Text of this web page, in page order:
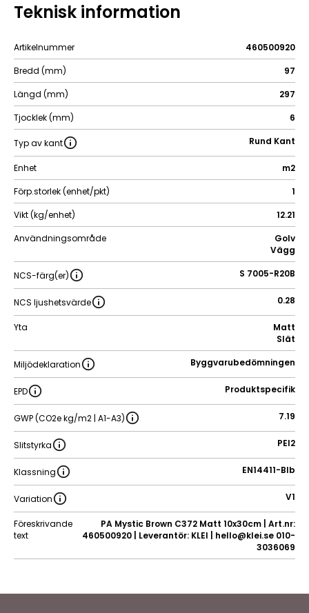
Teknisk information
Artikelnummer
460500920
Bredd (mm)
97
Längd (mm)
297
Tjocklek (mm)
6
Typ av kant Rund Kant
Enhet
m2
Förp.storlek (enhet/pkt)
1
Vikt (kg/enhet)
12.21
Användningsområde
Golv
Vägg
NCS-färg(er) S 7005-R20B
NCS ljushetsvärde 0.28
Yta
Matt
Slät
Miljödeklaration Byggvarubedömningen
EPD Produktspecifik
GWP (CO2e kg/m2 | A1-A3) 7.19
Slitstyrka PEI2
Klassning EN14411-BIb
Variation V1
Föreskrivande
text
PA Mystic Brown C372 Matt 10x30cm | Art.nr:
460500920 | Leverantör: KLEI | hello@klei.se 010-
3036069